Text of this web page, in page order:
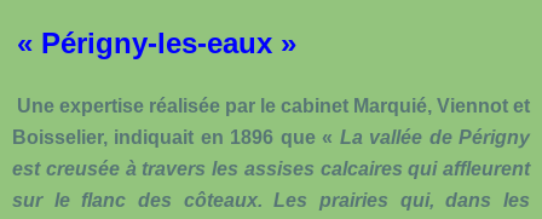
« Périgny-les-eaux »
Une expertise réalisée par le cabinet Marquié, Viennot et
Boisselier, indiquait en 1896 que « La vallée de Périgny
est creusée à travers les assises calcaires qui affleurent
sur le flanc des côteaux. Les prairies qui, dans les